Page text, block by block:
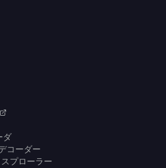
ダ
コーダー
プローラー